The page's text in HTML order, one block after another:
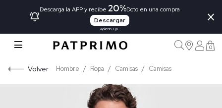
Descarga la APP y recibe 20%Dcto en una compra
Descargar
Aplican TyC
×
0
Volver Hombre Ropa Camisas Camisas